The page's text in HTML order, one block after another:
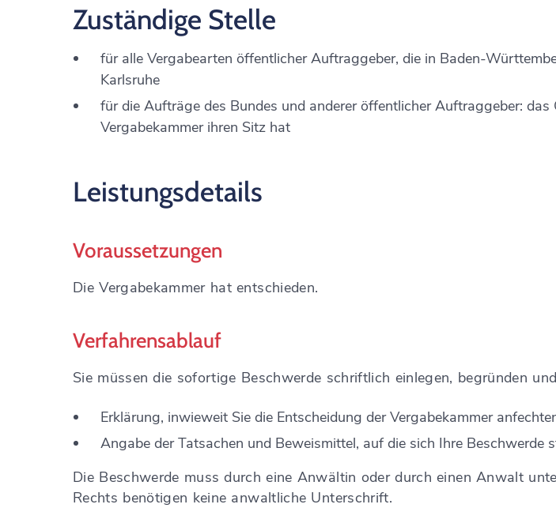
Zuständige Stelle
für alle Vergabearten öffentlicher Auftraggeber, die in Baden-
Karlsruhe
für die Aufträge des Bundes und anderer öffentlicher Auftraggeber:
Vergabekammer ihren Sitz hat
Leistungsdetails
Voraussetzungen
Die Vergabekammer hat entschieden.
Verfahrensablauf
Sie müssen die sofortige Beschwerde schriftlich einlegen, begründen
Erklärung, inwieweit Sie die Entscheidung der Vergabekammer
Angabe der Tatsachen und Beweismittel, auf die sich Ihre Beschwerde
Die Beschwerde muss durch eine Anwältin oder durch einen Anwalt
Rechts benötigen keine anwaltliche Unterschrift.